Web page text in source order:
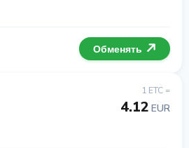
Обменять
1 ETC =
4.12 EUR